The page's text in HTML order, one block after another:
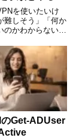
かりやすく解
を使いたいけ
難しそう」「何か
のかわからない」
、会社のネットワ
続したり、外出先
ンターネットを利
仕組みで
Get-ADUser